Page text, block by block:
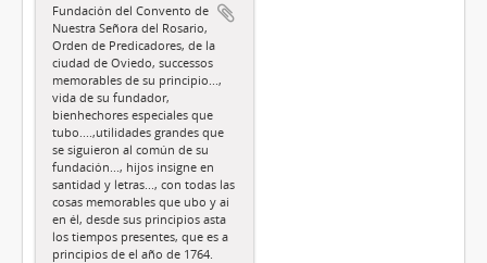
Fundación del Convento de
Nuestra Señora del Rosario,
Orden de Predicadores, de la
ciudad de Oviedo, successos
memorables de su principio...,
vida de su fundador,
bienhechores especiales que
tubo....,utilidades grandes que
se siguieron al común de su
fundación..., hijos insigne en
santidad y letras..., con todas las
cosas memorables que ubo y ai
en él, desde sus principios asta
los tiempos presentes, que es a
principios de el año de 1764.